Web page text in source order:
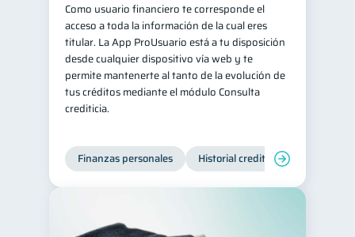
Como usuario financiero te corresponde el
acceso a toda la información de la cual eres
titular. La App ProUsuario está a tu disposición
desde cualquier dispositivo vía web y te
permite mantenerte al tanto de la evolución de
tus créditos mediante el módulo Consulta
crediticia.
Finanzas personales Historial crediticio